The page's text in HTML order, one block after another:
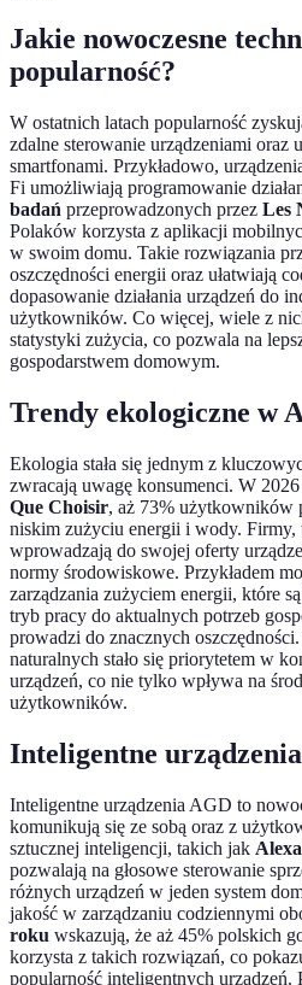
Jakie nowoczesne
popularność?
W ostatnich latach popularność
zdalne sterowanie urządzeniami oraz
smartfonami. Przykładowo,
Fi umożliwiają programowanie
badań przeprowadzonych przez Les
Polaków korzysta z aplikacji
w swoim domu. Takie rozwiązania
oszczędności energii oraz ułatwiają
dopasowanie działania urządzeń do
użytkowników. Co więcej, wiele z
statystyki zużycia, co pozwala na
gospodarstwem domowym.
Trendy ekologiczne w
Ekologia stała się jednym z
zwracają uwagę konsumenci. W
Que Choisir, aż 73% użytkowników
niskim zużyciu energii i wody. Firmy,
wprowadzają do swojej oferty
normy środowiskowe. Przykładem
zarządzania zużyciem energii, które
tryb pracy do aktualnych potrzeb
prowadzi do znacznych
naturalnych stało się priorytetem w
urządzeń, co nie tylko wpływa na
użytkowników.
Inteligentne
Inteligentne urządzenia AGD to
komunikują się ze sobą oraz z
sztucznej inteligencji, takich jak Alexa
pozwalają na głosowe sterowanie
różnych urządzeń w jeden system
jakość w zarządzaniu codziennymi
roku wskazują, że aż 45% polskich
korzysta z takich rozwiązań, co
popularność inteligentnych urządzeń.